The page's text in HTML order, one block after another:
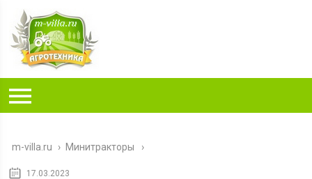
m-villa.ru › Минитракторы
17.03.2023